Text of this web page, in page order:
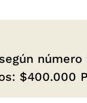
$400.000